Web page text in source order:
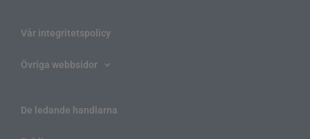
Vår integritetspolicy
Övriga webbsidor
De ledande handlarna